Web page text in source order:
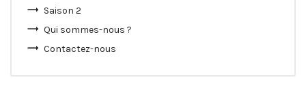
Saison 2
Qui sommes-nous ?
Contactez-nous